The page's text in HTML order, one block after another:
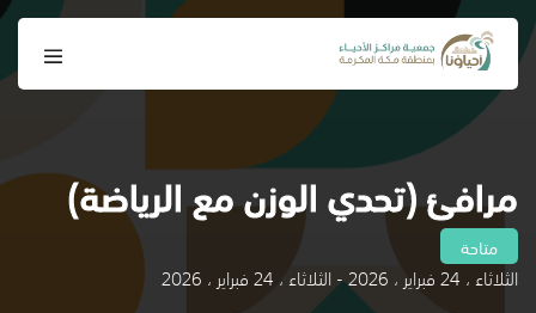
مرافئ (تحدي الوزن مع الرياضة)
متاحة
الثلاثاء ، 24 فبراير ، 2026 - الثلاثاء ، 24 فبراير ، 2026